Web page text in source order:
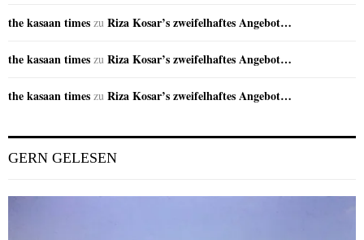
the kasaan times zu Riza Kosar’s zweifelhaftes Angebot…
the kasaan times zu Riza Kosar’s zweifelhaftes Angebot…
the kasaan times zu Riza Kosar’s zweifelhaftes Angebot…
GERN GELESEN